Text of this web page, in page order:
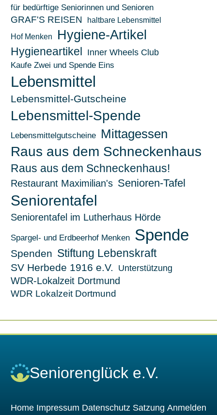
für bedürftige Seniorinnen und Senioren
GRAF'S REISEN
haltbare Lebensmittel
Hof Menken
Hygiene-Artikel
Hygieneartikel
Inner Wheels Club
Kaufe Zwei und Spende Eins
Lebensmittel
Lebensmittel-Gutscheine
Lebensmittel-Spende
Lebensmittelgutscheine Mittagessen
Raus aus dem Schneckenhaus
Raus aus dem Schneckenhaus!
Restaurant Maximilian's Senioren-Tafel
Seniorentafel
Seniorentafel im Lutherhaus Hörde
Spargel- und Erdbeerhof Menken Spende
Spenden Stiftung Lebenskraft
SV Herbede 1916 e.V. Unterstützung
WDR-Lokalzeit Dortmund
WDR Lokalzeit Dortmund
Seniorenglück e.V.
Home Impressum Datenschutz Satzung Anmelden